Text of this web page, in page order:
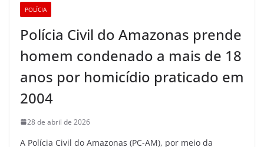
POLÍCIA
Polícia Civil do Amazonas prende
homem condenado a mais de 18
anos por homicídio praticado em
2004
28 de abril de 2026
A Polícia Civil do Amazonas (PC-AM), por meio da